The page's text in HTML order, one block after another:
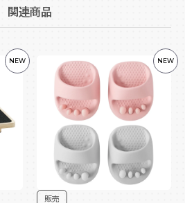
関連商品
NEW
販売
NEW